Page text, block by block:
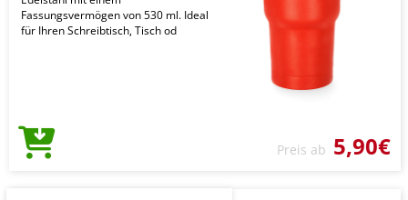
Fassungsvermögen von 530 ml. Ideal
für Ihren Schreibtisch, Tisch od
Preis ab 5,90€